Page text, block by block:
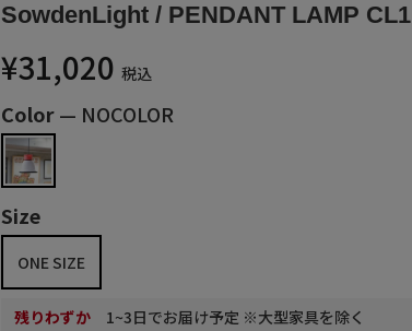
SowdenLight / PENDANT LAMP CL1
通
常
格
¥31,020 税込
Color— NOCOLOR
Size
ONE SIZE
残りわずか 1~3日でお届け予定 ※大型家具を除く